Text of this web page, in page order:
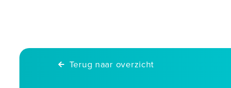
Terug naar overzicht